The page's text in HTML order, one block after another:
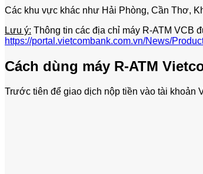
Các khu vực khác như Hải Phòng, Cần Thơ,
Lưu ý: Thông tin các địa chỉ máy R-ATM VCB
https://portal.vietcombank.com.vn/News/
Cách dùng máy R-ATM
Trước tiên để giao dịch nộp tiền vào tài khoản